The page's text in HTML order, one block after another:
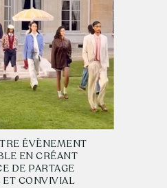
ÉVÈNEMENT
EN CRÉANT
DE PARTAGE
ET CONVIVIAL